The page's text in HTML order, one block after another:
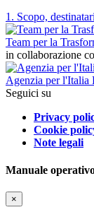
1. Scopo,
Team per la
in collaborazione
Agenzia per l'Italia
Seguici su
Privacy
Cookie
Note legali
Manuale
×